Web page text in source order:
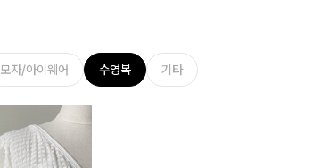
모자/아이웨어 수영복 기타